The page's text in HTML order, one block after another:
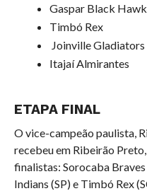
Gaspar Black
Timbó Rex
Joinville Gladiators
Itajaí Almirantes
ETAPA FINAL
O vice-campeão paulista,
recebeu em Ribeirão
finalistas: Sorocaba Braves
Indians (SP) e Timbó Rex